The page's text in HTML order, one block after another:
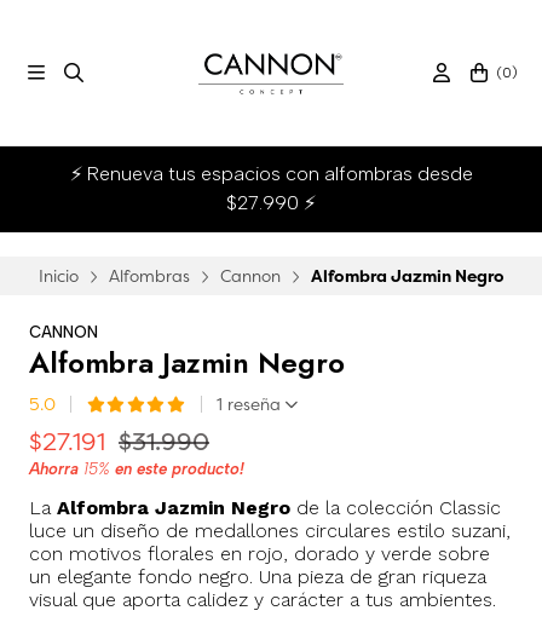
(0)
⚡ Renueva tus espacios con alfombras desde
$27.990 ⚡
Inicio Alfombras Cannon Alfombra Jazmin Negro
CANNON
Alfombra Jazmin Negro
5.0 1 reseña
$27.191 $31.990
Ahorra 15% en este producto!
La Alfombra Jazmin Negro de la colección Classic
luce un diseño de medallones circulares estilo suzani,
con motivos florales en rojo, dorado y verde sobre
un elegante fondo negro. Una pieza de gran riqueza
visual que aporta calidez y carácter a tus ambientes.